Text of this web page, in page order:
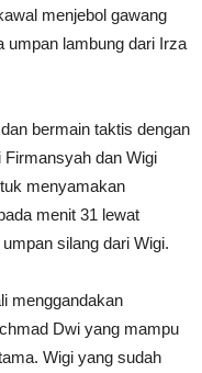
menjebol gawang
umpan lambung dari Irza
bermain taktis dengan
dan Wigi
menyamakan
menit 31 lewat
silang dari Wigi.
menggandakan
Dwi yang mampu
Wigi yang sudah